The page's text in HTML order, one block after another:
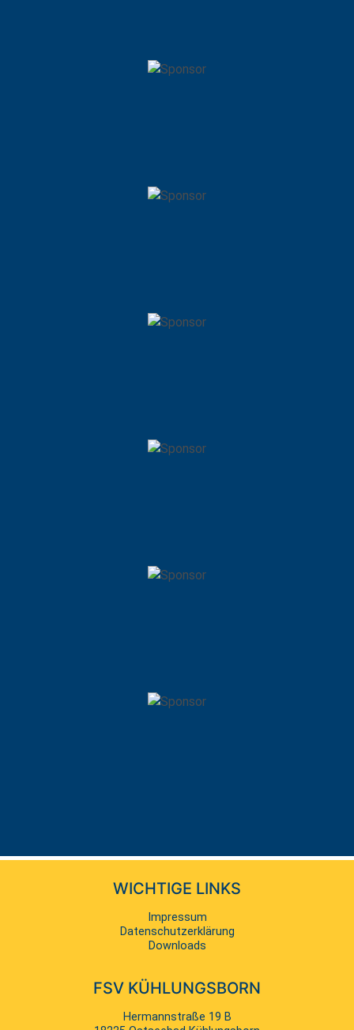
WICHTIGE LINKS
Navigation
überspringen
Impressum
Datenschutzerklärung
Downloads
FSV KÜHLUNGSBORN
Hermannstraße 19 B